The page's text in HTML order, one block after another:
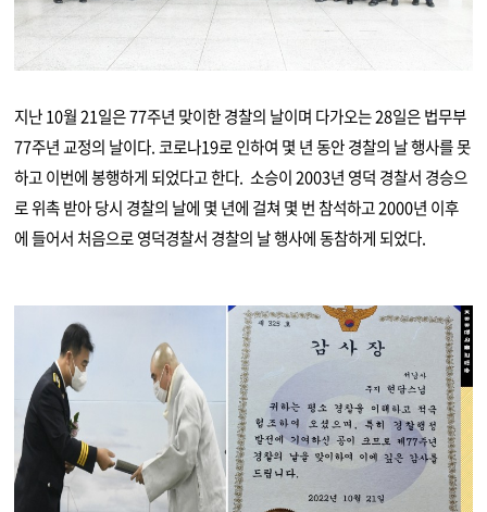
지난 10월 21일은 77주년 맞이한 경찰의 날이며 다가오는 28일은 법무부
77주년 교정의 날이다. 코로나19로 인하여 몇 년 동안 경찰의 날 행사를 못
하고 이번에 봉행하게 되었다고 한다. 소승이 2003년 영덕 경찰서 경승으
로 위촉 받아 당시 경찰의 날에 몇 년에 걸쳐 몇 번 참석하고 2000년 이후
에 들어서 처음으로 영덕경찰서 경찰의 날 행사에 동참하게 되었다.